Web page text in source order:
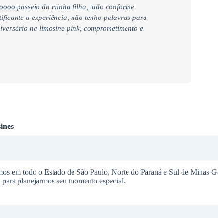
passeio da minha filha, tudo conforme
a experiência, não tenho palavras para
na limosine pink, comprometimento e
em todo o Estado de São Paulo, Norte do Paraná e Sul de Minas
planejarmos seu momento especial.